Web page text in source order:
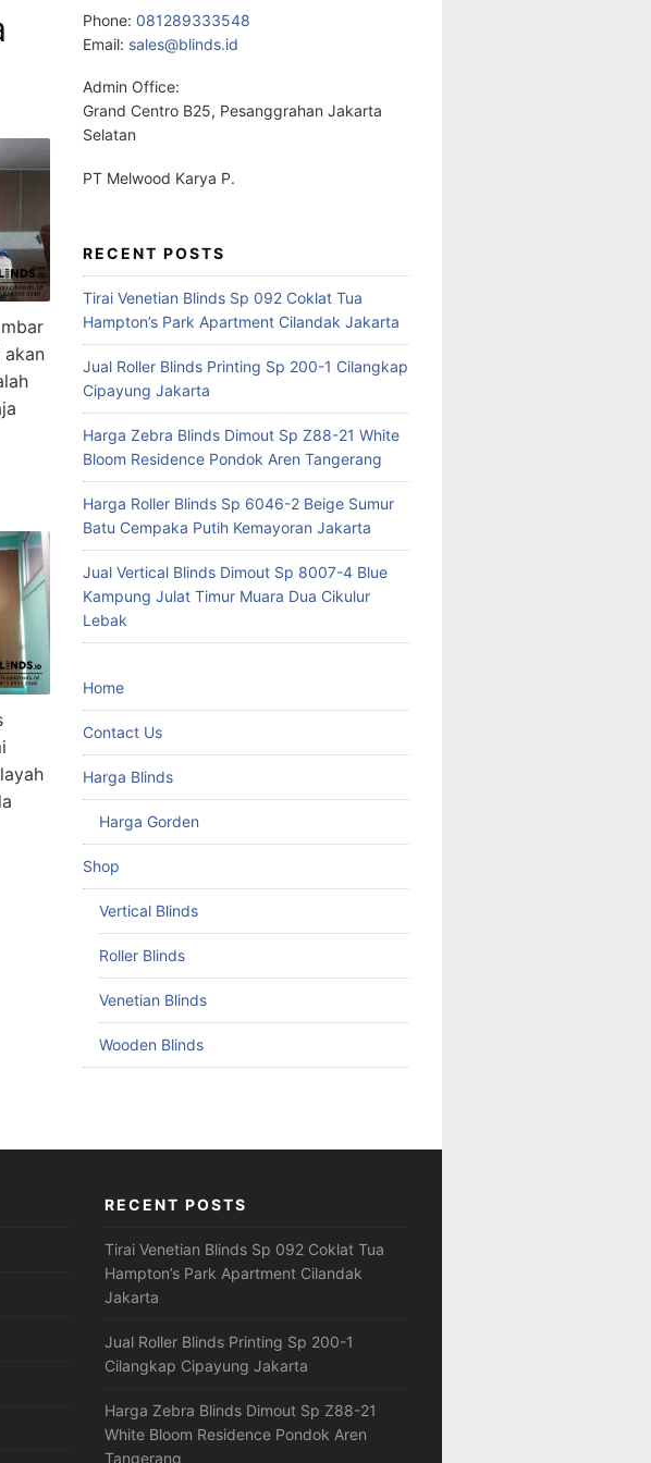
Phone: 081289333548
Email: sales@blinds.id
Admin Office:
Grand Centro B25, Pesanggrahan Jakarta
Selatan
PT Melwood Karya P.
RECENT POSTS
Tirai Venetian Blinds Sp 092 Coklat Tua
Hampton’s Park Apartment Cilandak Jakarta
Jual Roller Blinds Printing Sp 200-1 Cilangkap
Cipayung Jakarta
Harga Zebra Blinds Dimout Sp Z88-21 White
Bloom Residence Pondok Aren Tangerang
Harga Roller Blinds Sp 6046-2 Beige Sumur
Batu Cempaka Putih Kemayoran Jakarta
Jual Vertical Blinds Dimout Sp 8007-4 Blue
Kampung Julat Timur Muara Dua Cikulur
Lebak
Home
Contact Us
Harga Blinds
Harga Gorden
Shop
Vertical Blinds
Roller Blinds
Venetian Blinds
Wooden Blinds
RECENT POSTS
Tirai Venetian Blinds Sp 092 Coklat Tua
Hampton’s Park Apartment Cilandak
Jakarta
Jual Roller Blinds Printing Sp 200-1
Cilangkap Cipayung Jakarta
Harga Zebra Blinds Dimout Sp Z88-21
White Bloom Residence Pondok Aren
Tangerang